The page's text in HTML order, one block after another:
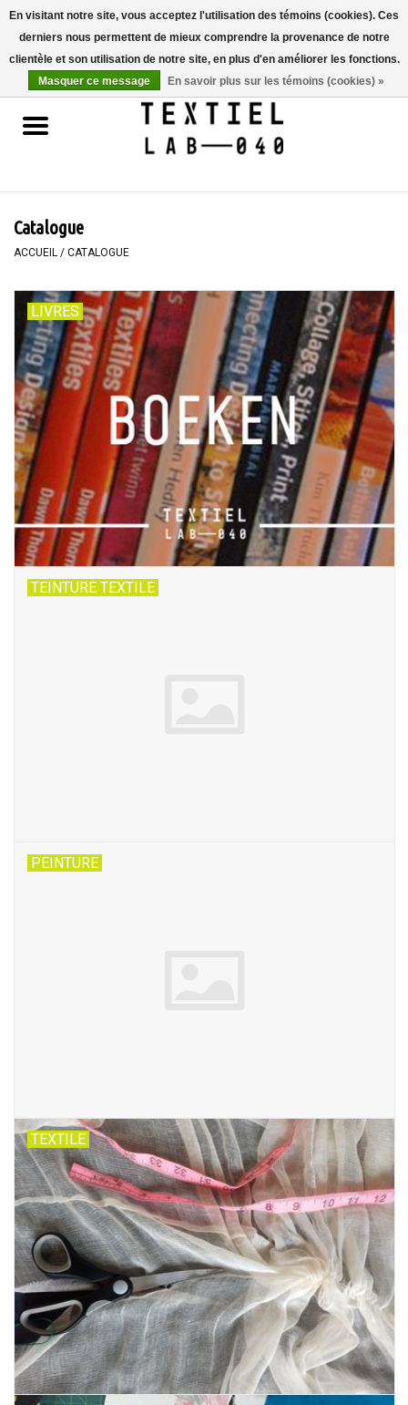
Accueil
LIVRES
PEINTURE
TEXTILE
WORKSHOPS
SPECIALS
OUTILS
Blog
Catalogue
ACCUEIL / CATALOGUE
LIVRES
TEINTURE TEXTILE
PEINTURE
TEXTILE
En visitant notre site, vous acceptez l'utilisation des témoins (cookies). Ces
derniers nous permettent de mieux comprendre la provenance de notre
clientèle et son utilisation de notre site, en plus d'en améliorer les fonctions.
Masquer ce message
En savoir plus sur les témoins (cookies) »